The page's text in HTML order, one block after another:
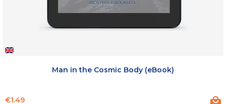
Man in the Cosmic Body (eBook)
Price
€1.49